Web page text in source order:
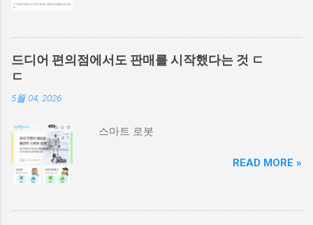
드디어 편의점에서도 판매를 시작했다는 것 ㄷ
ㄷ
5월 04, 2026
스마트 로봇
READ MORE »